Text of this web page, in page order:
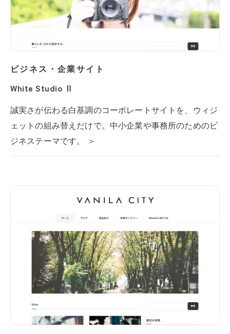
ビジネス・企業サイト
White Studio Ⅱ
誠実さが伝わる白基調のコーポレートサイトを、ウィジ
ェットの組み替えだけで。中小企業や事務所のためのビ
ジネステーマです。 ＞